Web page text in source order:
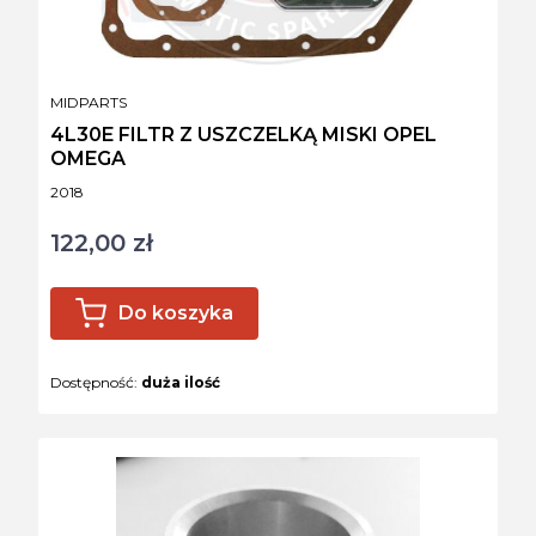
Kod produktu
2018
4L30E FILTR Z USZCZELKĄ MISKI OPEL
OMEGA
PRODUCENT
MIDPARTS
Cena
122,00 zł
Do koszyka
Dostępność: duża ilość